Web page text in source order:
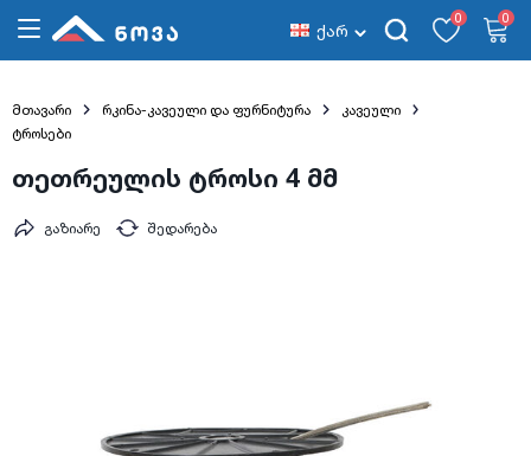
ქარ
0 0
მთავარი რკინა-კავეული და ფურნიტურა
კავეული
ტროსები
თეთრეულის ტროსი 4 მმ
შედარება
გაზიარე